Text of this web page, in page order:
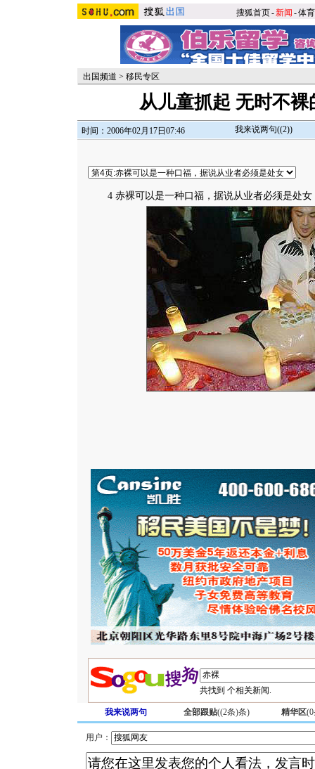
搜狐首页-新闻 -体育
出国频道 > 移民专区
从儿童抓起 无时不
时间：2006年02月17日07:46 我来说两句((2))
4 赤裸可以是一种口福，据说从业者必须是处女
共找到 个相关新闻.
我来说两句 全部跟贴((2条)条) 精华区(0
用户：